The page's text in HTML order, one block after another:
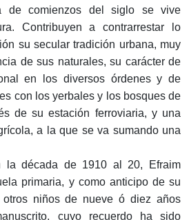
de comienzos del siglo se vive
Contribuyen a contrarrestar lo
su secular tradición urbana, muy
de sus naturales, su carácter de
en los diversos órdenes y de
con los yerbales y los bosques de
de su estación ferroviaria, y una
a la que se va sumando una
la década de 1910 al 20, Efraim
primaria, y como anticipo de su
otros niños de nueve ó diez años
cuyo recuerdo ha sido